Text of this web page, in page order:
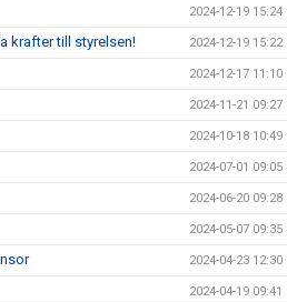
2024-12-19 15:24
krafter till styrelsen! 2024-12-19 15:22
2024-12-17 11:10
2024-11-21 09:27
2024-10-18 10:49
2024-07-01 09:05
2024-06-20 09:28
2024-05-07 09:35
2024-04-23 12:30
2024-04-19 09:41